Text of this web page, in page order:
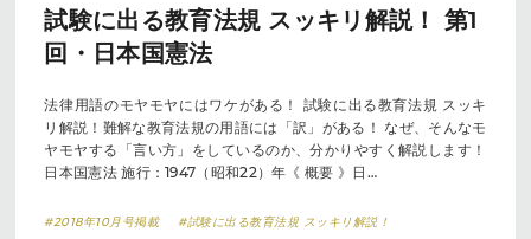
試験に出る教育法規 スッキリ解説！ 第1
回・日本国憲法
法律用語のモヤモヤにはワケがある！ 試験に出る教育法規 スッキ
リ解説！難解な教育法規の用語には「訳」がある！ なぜ、そんなモ
ヤモヤする「言い方」をしているのか、分かりやすく解説します！
日本国憲法 施行：1947（昭和22）年《 概要 》日…
#2018年10月号掲載 #試験に出る教育法規 スッキリ解説！